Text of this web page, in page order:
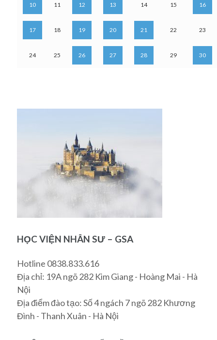
10 11 12 13 14 15 16
17 18 19 20 21 22 23
24 25 26 27 28 29 30
HỌC VIỆN NHÂN SƯ – GSA
Hotline 0838.833.616
Địa chỉ: 19A ngõ 282 Kim Giang - Hoàng Mai - Hà
Nội
Địa điểm đào tạo: Số 4 ngách 7 ngõ 282 Khương
Đình - Thanh Xuân - Hà Nội